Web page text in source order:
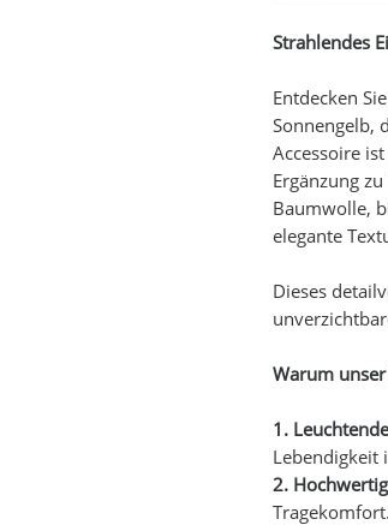
Strahlendes
Entdecken
Sonnengelb,
Accessoire
Ergänzung
Baumwolle,
elegante
Dieses
Warum
1.
Lebendigkeit
2.
Tragekomfort.